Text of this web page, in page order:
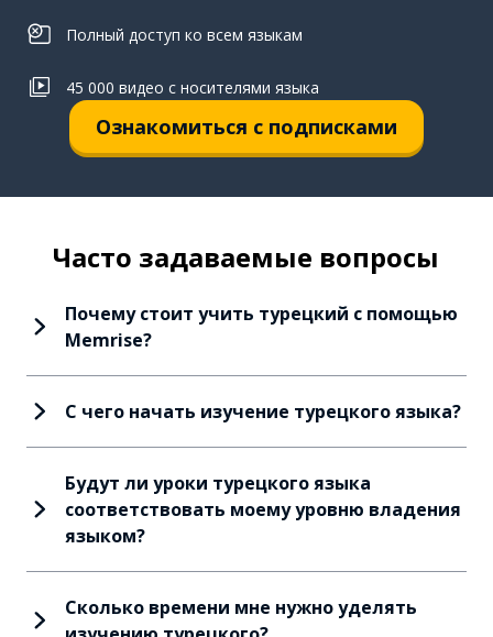
Полный доступ ко всем языкам
45 000 видео с носителями языка
Ознакомиться с подписками
Часто задаваемые вопросы
Почему стоит учить турецкий с помощью
Memrise?
С чего начать изучение турецкого языка?
Будут ли уроки турецкого языка
соответствовать моему уровню владения
языком?
Сколько времени мне нужно уделять